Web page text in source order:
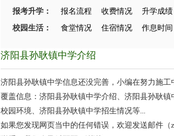
报考升学：
报名流程 收费情况 升学成绩
校园生活：
食堂情况 住宿情况 作息时间
济阳县孙耿镇中学介绍
济阳县孙耿镇中学信息还没完善，小编在努力施工
覆盖信息：济阳县孙耿镇中学介绍、济阳县孙耿
校园环境、济阳县孙耿镇中学招生情况等...
如果您发现网页当中的任何错误，欢迎发送邮件（